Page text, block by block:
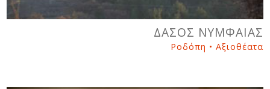
ΔΑΣΟΣ ΝΥΜΦΑΙΑΣ
Ροδόπη • Αξιοθέατα